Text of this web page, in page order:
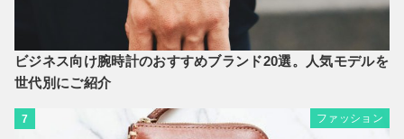
ビジネス向け腕時計のおすすめブランド20選。人気モデルを
世代別にご紹介
7 ファッション